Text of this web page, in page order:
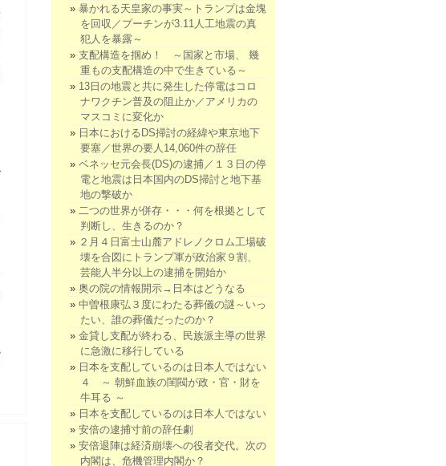
暴かれる天皇家の事実～トランプは金塊
を回収／プーチンが3.11人工地震の真
犯人を暴露～
支配構造を掴め！ ～国家と市場、 幾
重もの支配構造の中で生きている～
13日の地震と共に発生した停電はコロ
ナワクチン普及の阻止か／アメリカの
マスコミに変化か
日本におけるDS掃討の経緯や東京地下
要塞／世界の要人14,060件の辞任
ベネッセ元会長(DS)の逮捕／１３日の停
電と地震は日本国内のDS掃討と地下基
地の撃破か
二つの世界が併存・・・何を根拠として
判断し、生きるのか？
２月４日富士山麓アドレノクロム工場破
壊を合図にトランプ軍が政治家９割、
芸能人半分以上の逮捕を開始か
奥の院の情報開示→日本はどうなる
中曽根康弘３度にわたる葬儀の謎～いっ
たい、誰の葬儀だったのか？
金貸し支配が終わる、民族派主導の世界
に急激に移行している
日本を支配しているのは日本人ではない
４ ～ 朝鮮血族の閨閥が政・官・財を
牛耳る ～
日本を支配しているのは日本人ではない
安倍の逮捕寸前の辞任劇
安倍退陣は経済崩壊への役者交代。次の
内閣は、危機管理内閣か？